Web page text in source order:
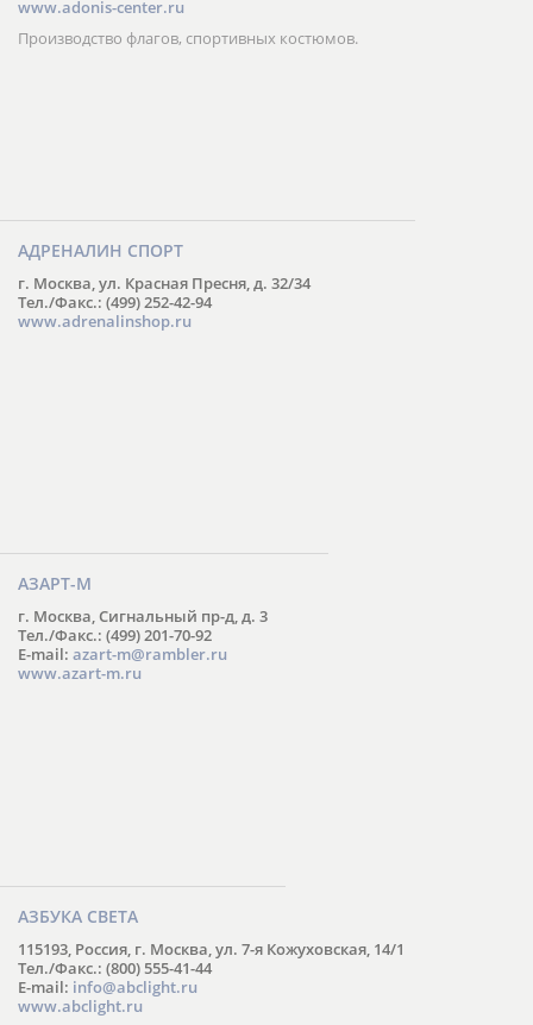
www.adonis-center.ru
Производство флагов, спортивных костюмов.
АДРЕНАЛИН СПОРТ
г. Москва, ул. Красная Пресня, д. 32/34
Тел./Факс.: (499) 252-42-94
www.adrenalinshop.ru
АЗАРТ-М
г. Москва, Сигнальный пр-д, д. 3
Тел./Факс.: (499) 201-70-92
E-mail: azart-m@rambler.ru
www.azart-m.ru
АЗБУКА СВЕТА
115193, Россия, г. Москва, ул. 7-я Кожуховская, 14/1
Тел./Факс.: (800) 555-41-44
E-mail: info@abclight.ru
www.abclight.ru